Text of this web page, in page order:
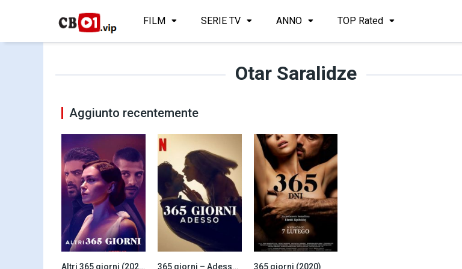
FILM SERIE TV ANNO TOP Rated
Otar Saralidze
Aggiunto recentemente
Altri 365 giorni (2022) 365 giorni – Adesso (2022) 365 giorni (2020)